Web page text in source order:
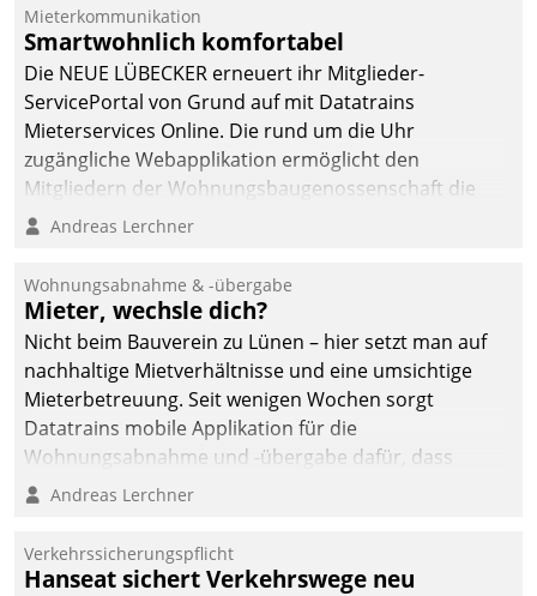
Dialogführung ermöglicht
dem externen
Serviceteam, Anrufe von
Mietenden zügiger und
effizienter zu bearbeiten.
Mieterkommunikation
Smartwohnlich komfortabel
Die NEUE LÜBECKER erneuert ihr Mitglieder-
ServicePortal von Grund auf mit Datatrains
Mieterservices Online. Die rund um die Uhr
zugängliche Webapplikation ermöglicht den
Mitgliedern der Wohnungs­bau­genossenschaft die
Kontaktaufnahme per Smartphone, Tablet oder PC.
Andreas Lerchner
Wohnungsabnahme & -übergabe
Mieter, wechsle dich?
Nicht beim Bauverein zu Lünen – hier setzt man auf
nachhaltige Mietverhältnisse und eine umsichtige
Mieterbetreuung. Seit wenigen Wochen sorgt
Datatrains mobile Applikation für die
Wohnungsabnahme und -übergabe dafür, dass
Mieter wohlgeordnet kommen und, so es sein muss,
Andreas Lerchner
Verkehrssicherungspflicht
Hanseat sichert Verkehrswege neu